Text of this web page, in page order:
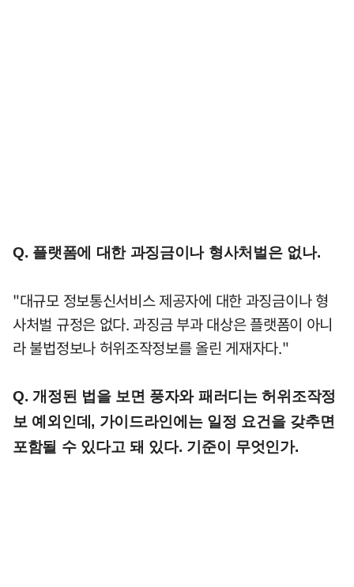
Q. 플랫폼에 대한 과징금이나 형사처벌은 없나.
"대규모 정보통신서비스 제공자에 대한 과징금이나 형
사처벌 규정은 없다. 과징금 부과 대상은 플랫폼이 아니
라 불법정보나 허위조작정보를 올린 게재자다."
Q. 개정된 법을 보면 풍자와 패러디는 허위조작정
보 예외인데, 가이드라인에는 일정 요건을 갖추면
포함될 수 있다고 돼 있다. 기준이 무엇인가.